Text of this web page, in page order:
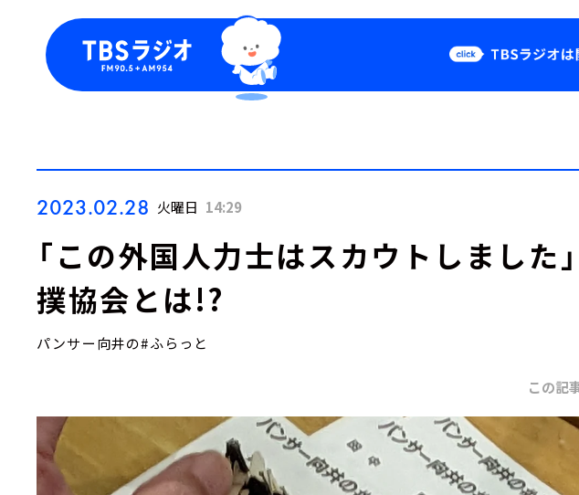
Podcast
2023.02.28 火曜日 14:29
「この外国人力士はスカウトしました
撲協会とは!?
パンサー向井の#ふらっと
この記